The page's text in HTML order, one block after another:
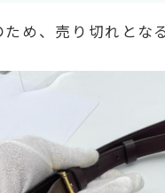
め、売り切れとな